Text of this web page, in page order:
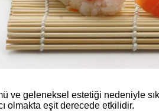
ve geleneksel estetiği nedeniyle
olmakta eşit derecede etkilidir.